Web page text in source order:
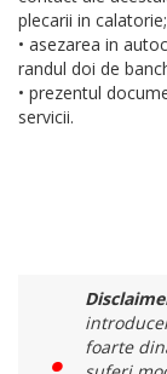
plecarii in calatorie;
• asezarea in
randul doi de
• prezentul
servicii.
foarte